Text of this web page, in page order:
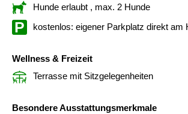
Hunde erlaubt , max. 2 Hunde
kostenlos: eigener Parkplatz direkt am
Wellness & Freizeit
Terrasse mit Sitzgelegenheiten
Besondere Ausstattungsmerkmale